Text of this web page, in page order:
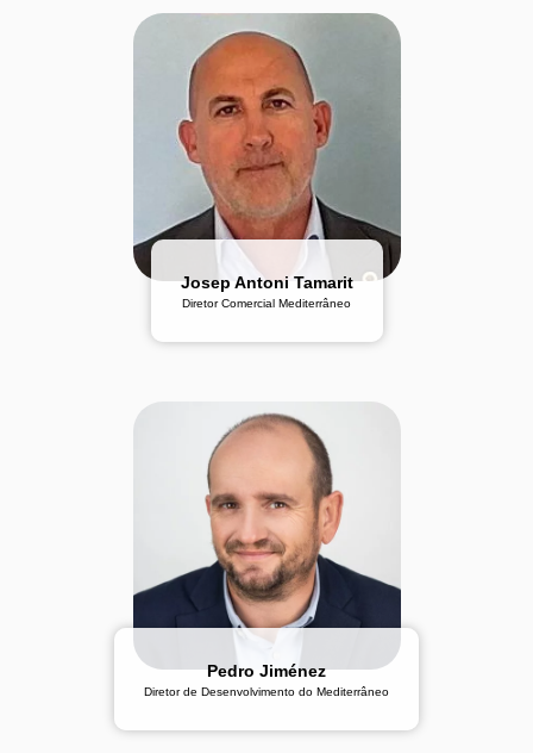
Josep Antoni Tamarit
Diretor Comercial Mediterrâneo
Pedro Jiménez
Diretor de Desenvolvimento do Mediterrâneo